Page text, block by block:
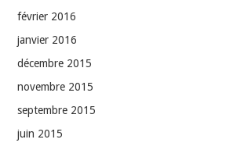
février 2016
janvier 2016
décembre 2015
novembre 2015
septembre 2015
juin 2015